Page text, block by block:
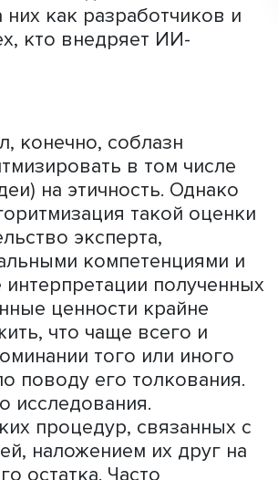
мер оценки неочевидных
правом,
не допустить
от не менее
в целом угроз. На кону
но и
опытом и знаниями.
что привычка
инструментарий
к компетенциям ее
его
том, чтобы подсветить
на них как
тех, кто внедряет